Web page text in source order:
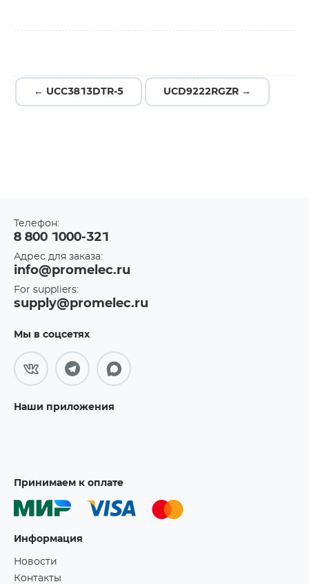
← UCC3813DTR-5 UCD9222RGZR →
Телефон:
8 800 1000-321
Адрес для заказа:
info@promelec.ru
For suppliers:
supply@promelec.ru
Мы в соцсетях
Наши приложения
Принимаем к оплате
Информация
Новости
Контакты